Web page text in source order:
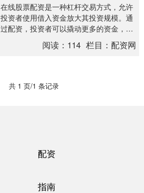
在线股票配资是一种杠杆交易方式，允许
投资者使用借入资金放大其投资规模。通
过配资，投资者可以撬动更多的资金，从
而提高潜在收益。 1. **选择信誉良好的券
阅读： 114 栏目：配资网
共 1 页/1 条记录
配资
指南